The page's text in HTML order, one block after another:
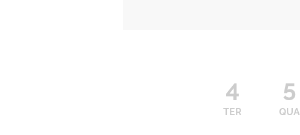
4
TER
5
QUA